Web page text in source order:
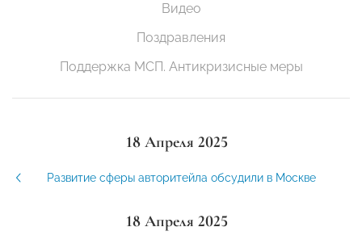
Видео
Поздравления
Поддержка МСП. Антикризисные меры
18 Апреля 2025
Развитие сферы авторитейла обсудили в Москве
18 Апреля 2025